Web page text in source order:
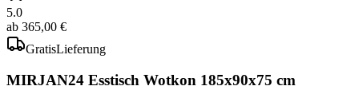
5.0
ab 365,00 €
GratisLieferung
MIRJAN24 Esstisch Wotkon 185x90x75 cm